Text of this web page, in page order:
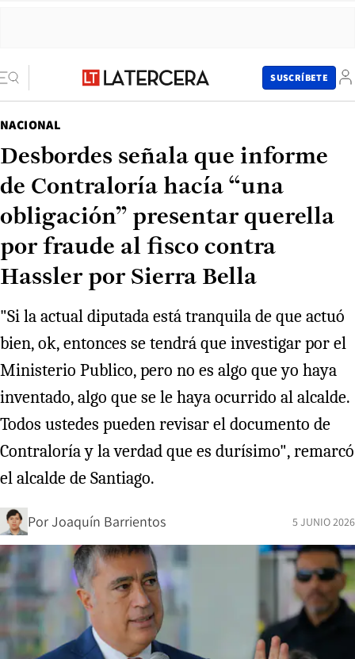
SUSCRÍBETE
NACIONAL
Desbordes señala que informe
de Contraloría hacía “una
obligación” presentar querella
por fraude al fisco contra
Hassler por Sierra Bella
"Si la actual diputada está tranquila de que actuó
bien, ok, entonces se tendrá que investigar por el
Ministerio Publico, pero no es algo que yo haya
inventado, algo que se le haya ocurrido al alcalde.
Todos ustedes pueden revisar el documento de
Contraloría y la verdad que es durísimo", remarcó
el alcalde de Santiago.
PorJoaquín Barrientos 5 JUNIO 2026